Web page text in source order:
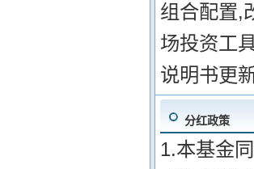
组合配置,
场投资工
说明书更
分红政策
1.本基金